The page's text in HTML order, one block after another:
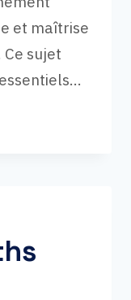
et maîtrise
sujet